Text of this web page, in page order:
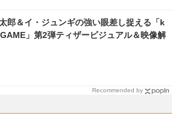
郎＆イ・ジュンギの強い眼差し捉える「k
」第2弾ティザービジュアル＆映像解
Recommended by